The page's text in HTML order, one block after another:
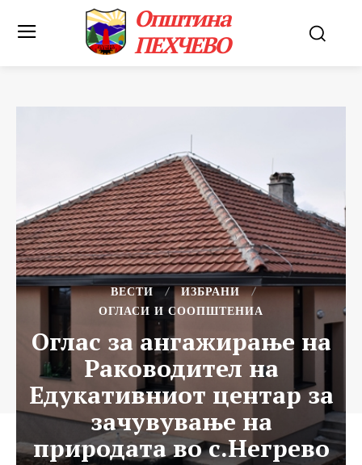
Општина
ПЕХЧЕВО
ВЕСТИ
ИЗБРАНИ
ОГЛАСИ И СООПШТЕНИА
Оглас за ангажирање на
Раководител на
Едукативниот центар за
зачувување на
природата во с.Негрево